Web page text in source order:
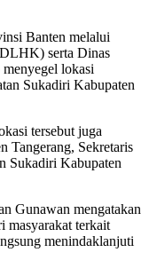
Banten melalui
serta Dinas
lokasi
Sukadiri Kabupaten
tersebut juga
Tangerang, Sekretaris
Sukadiri Kabupaten
Gunawan mengatakan
masyarakat terkait
menindaklanjuti